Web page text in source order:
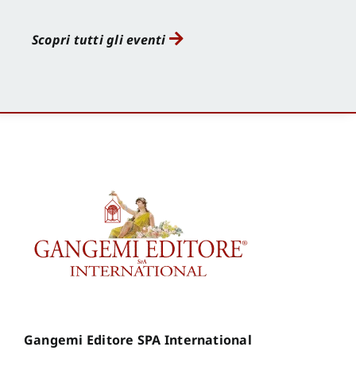
Scopri tutti gli eventi
Gangemi Editore SPA International